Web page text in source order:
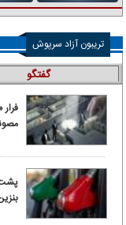
تریبون آزاد سرپوش
گفتگو